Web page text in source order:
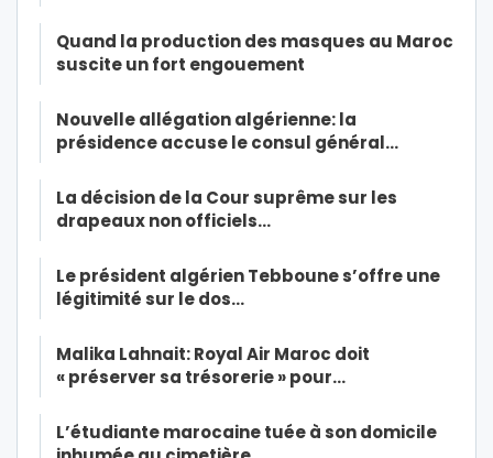
Quand la production des masques au Maroc
suscite un fort engouement
Nouvelle allégation algérienne: la
présidence accuse le consul général…
La décision de la Cour suprême sur les
drapeaux non officiels…
Le président algérien Tebboune s’offre une
légitimité sur le dos…
Malika Lahnait: Royal Air Maroc doit
« préserver sa trésorerie » pour…
L’étudiante marocaine tuée à son domicile